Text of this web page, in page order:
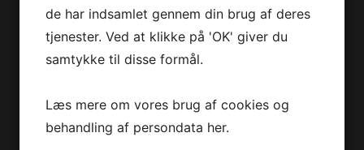
de har indsamlet gennem din brug af deres
tjenester. Ved at klikke på 'OK' giver du
samtykke til disse formål.
Læs mere om vores brug af cookies og
behandling af persondata her.